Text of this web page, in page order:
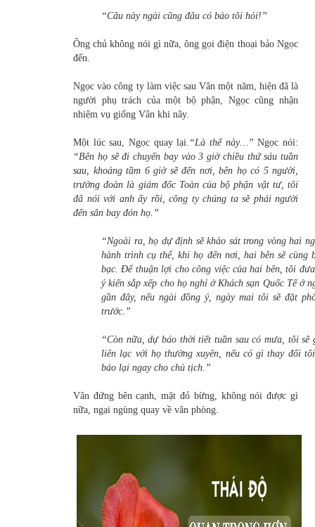
“Câu này ngài cũng đâu có bảo tôi hỏi!”
Ông chủ không nói gì nữa, ông gọi điện thoại bảo Ngọc
đến.
Ngọc vào công ty làm việc sau Vân một năm, hiện đã là
người phụ trách của một bộ phận, Ngọc cũng nhận
nhiệm vụ giống Vân khi nãy.
Một lúc sau, Ngọc quay lại. “Là thế này…” Ngọc nói:
“Bên họ sẽ đi chuyến bay vào 3 giờ chiều thứ sáu tuần
sau, khoảng tầm 6 giờ sẽ đến nơi, bên họ có 5 người,
trưởng đoàn là giám đốc Toàn của bộ phận vật tư, tôi
đã nói với anh ấy rồi, công ty chúng ta sẽ phái người
đến sân bay đón họ.”
“Ngoài ra, họ dự định sẽ khảo sát trong vòng hai
hành trình cụ thể, khi họ đến nơi, hai bên sẽ cùng
bạc. Để thuận lợi cho công việc của hai bên, tôi
ý kiến sắp xếp cho họ nghỉ ở Khách sạn Quốc Tế ở
gần đây, nếu ngài đồng ý, ngày mai tôi sẽ đặt
trước.”
“Còn nữa, dự báo thời tiết tuần sau có mưa, tôi sẽ
liên lạc với họ thường xuyên, nếu có gì thay đổi
báo lại ngay cho chủ tịch.”
Vân đứng bên cạnh, mặt đỏ bừng, không nói được gì
nữa, ngại ngùng quay về văn phòng.